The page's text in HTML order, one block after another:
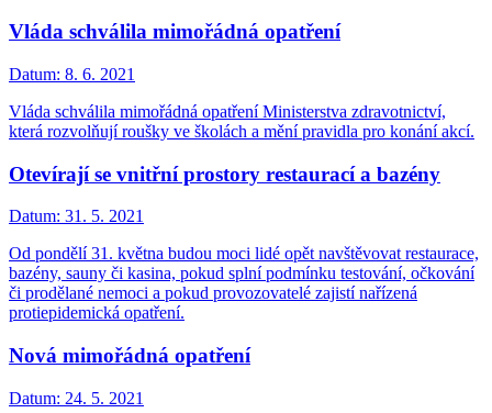
Vláda schválila mimořádná opatření
Datum: 8. 6. 2021
Vláda schválila mimořádná opatření Ministerstva zdravotnictví,
která rozvolňují roušky ve školách a mění pravidla pro konání akcí.
Otevírají se vnitřní prostory restaurací a bazény
Datum: 31. 5. 2021
Od pondělí 31. května budou moci lidé opět navštěvovat restaurace,
bazény, sauny či kasina, pokud splní podmínku testování, očkování
či prodělané nemoci a pokud provozovatelé zajistí nařízená
protiepidemická opatření.
Nová mimořádná opatření
Datum: 24. 5. 2021